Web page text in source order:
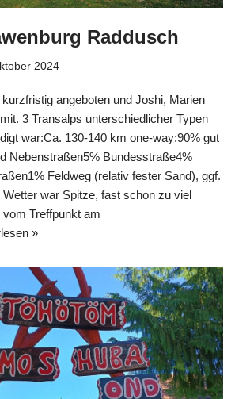
Raddusch
2024
kurzfristig angeboten und Joshi, Marien
3 Transalps unterschiedlicher Typen
war:Ca. 130-140 km one-way:90% gut
Nebenstraßen5% Bundesstraße4%
Feldweg (relativ fester Sand), ggf.
war Spitze, fast schon zu viel
Treffpunkt am
»